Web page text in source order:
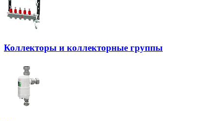
Коллекторы и коллекторные группы